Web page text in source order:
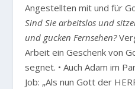
Angestellten mit und für
Sind Sie arbeitslos und
und gucken Fernsehen?
Arbeit ein Geschenk von
segnet. • Auch Adam im
Job: „Als nun Gott der